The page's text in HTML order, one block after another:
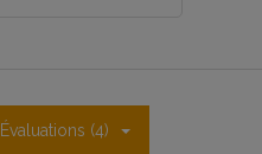
Évaluations (4)